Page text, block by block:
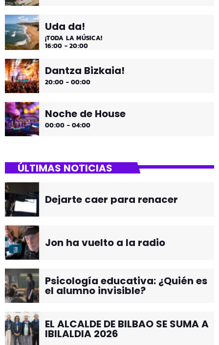
Uda da!
¡TODA LA MÚSICA!
16:00 - 20:00
Dantza Bizkaia!
20:00 - 00:00
Noche de House
00:00 - 04:00
ÚLTIMAS NOTICIAS
Dejarte caer para renacer
Jon ha vuelto a la radio
Psicología educativa: ¿Quién es
el alumno invisible?
EL ALCALDE DE BILBAO SE SUMA A
IBILALDIA 2026